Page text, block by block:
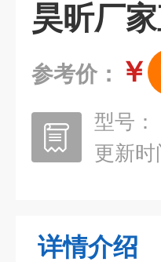
昊昕厂
参考价： ￥
型号：
更新时
详情介绍